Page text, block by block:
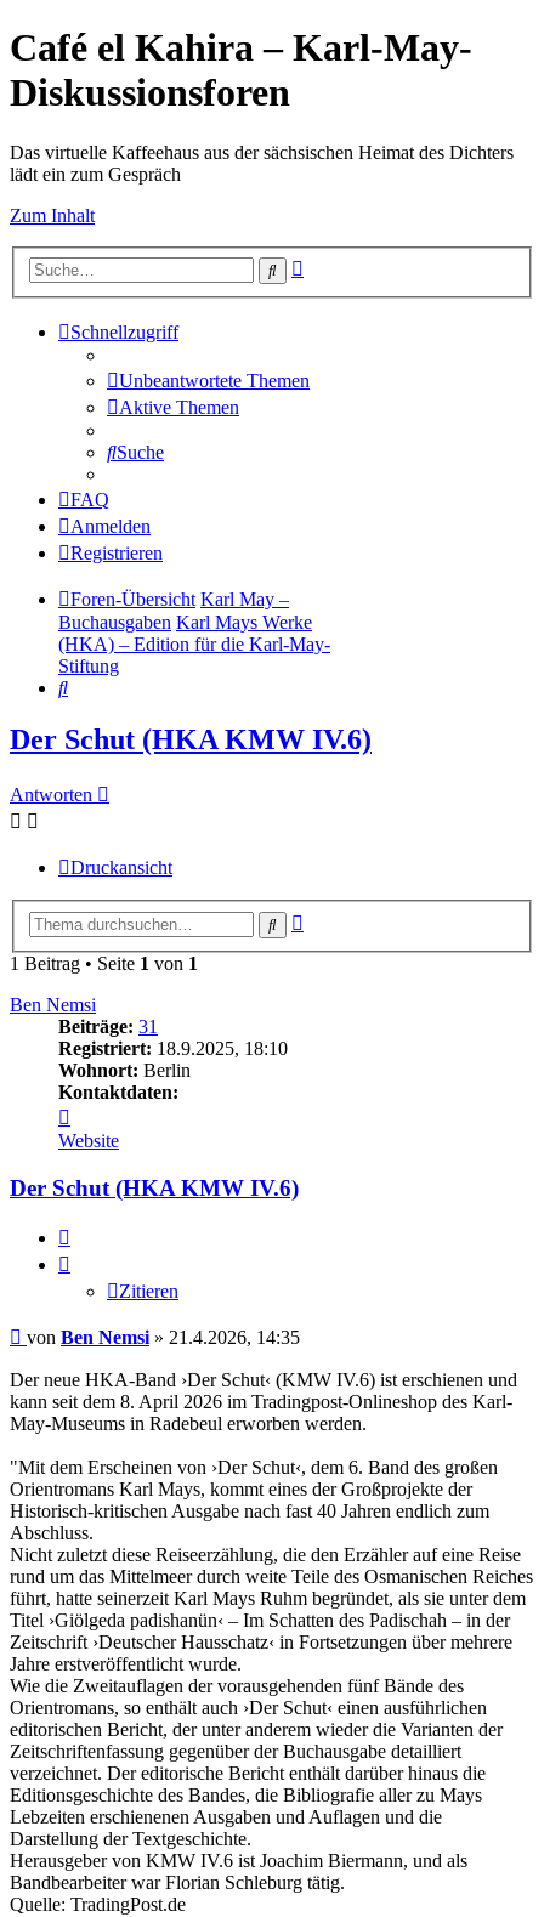
Café el Kahira – Karl-May-
Diskussionsforen
Das virtuelle Kaffeehaus aus der sächsischen Heimat des Dichters
lädt ein zum Gespräch
Zum Inhalt
Suche
Schnellzugriff
Unbeantwortete Themen
Aktive Themen
Suche
FAQ
Anmelden
Registrieren
Foren-Übersicht Karl May –
Buchausgaben Karl Mays Werke
(HKA) – Edition für die Karl-May-
Stiftung
Suche
Der Schut (HKA KMW IV.6)
Antworten
Druckansicht
Suche
1 Beitrag • Seite 1 von 1
Ben Nemsi
Beiträge: 31
Registriert: 18.9.2025, 18:10
Wohnort: Berlin
Kontaktdaten:
von
Ben
Nemsi
Website
Der Schut (HKA KMW IV.6)
Zitieren
Beitrag
von Ben Nemsi » 21.4.2026, 14:35
Der neue HKA-Band ›Der Schut‹ (KMW IV.6) ist erschienen und
kann seit dem 8. April 2026 im Tradingpost-Onlineshop des Karl-
May-Museums in Radebeul erworben werden.
"Mit dem Erscheinen von ›Der Schut‹, dem 6. Band des großen
Orientromans Karl Mays, kommt eines der Großprojekte der
Historisch-kritischen Ausgabe nach fast 40 Jahren endlich zum
Abschluss.
Nicht zuletzt diese Reiseerzählung, die den Erzähler auf eine Reise
rund um das Mittelmeer durch weite Teile des Osmanischen Reiches
führt, hatte seinerzeit Karl Mays Ruhm begründet, als sie unter dem
Titel ›Giölgeda padishanün‹ – Im Schatten des Padischah – in der
Zeitschrift ›Deutscher Hausschatz‹ in Fortsetzungen über mehrere
Jahre erstveröffentlicht wurde.
Wie die Zweitauflagen der vorausgehenden fünf Bände des
Orientromans, so enthält auch ›Der Schut‹ einen ausführlichen
editorischen Bericht, der unter anderem wieder die Varianten der
Zeitschriftenfassung gegenüber der Buchausgabe detailliert
verzeichnet. Der editorische Bericht enthält darüber hinaus die
Editionsgeschichte des Bandes, die Bibliografie aller zu Mays
Lebzeiten erschienenen Ausgaben und Auflagen und die
Darstellung der Textgeschichte.
Herausgeber von KMW IV.6 ist Joachim Biermann, und als
Bandbearbeiter war Florian Schleburg tätig.
Quelle: TradingPost.de